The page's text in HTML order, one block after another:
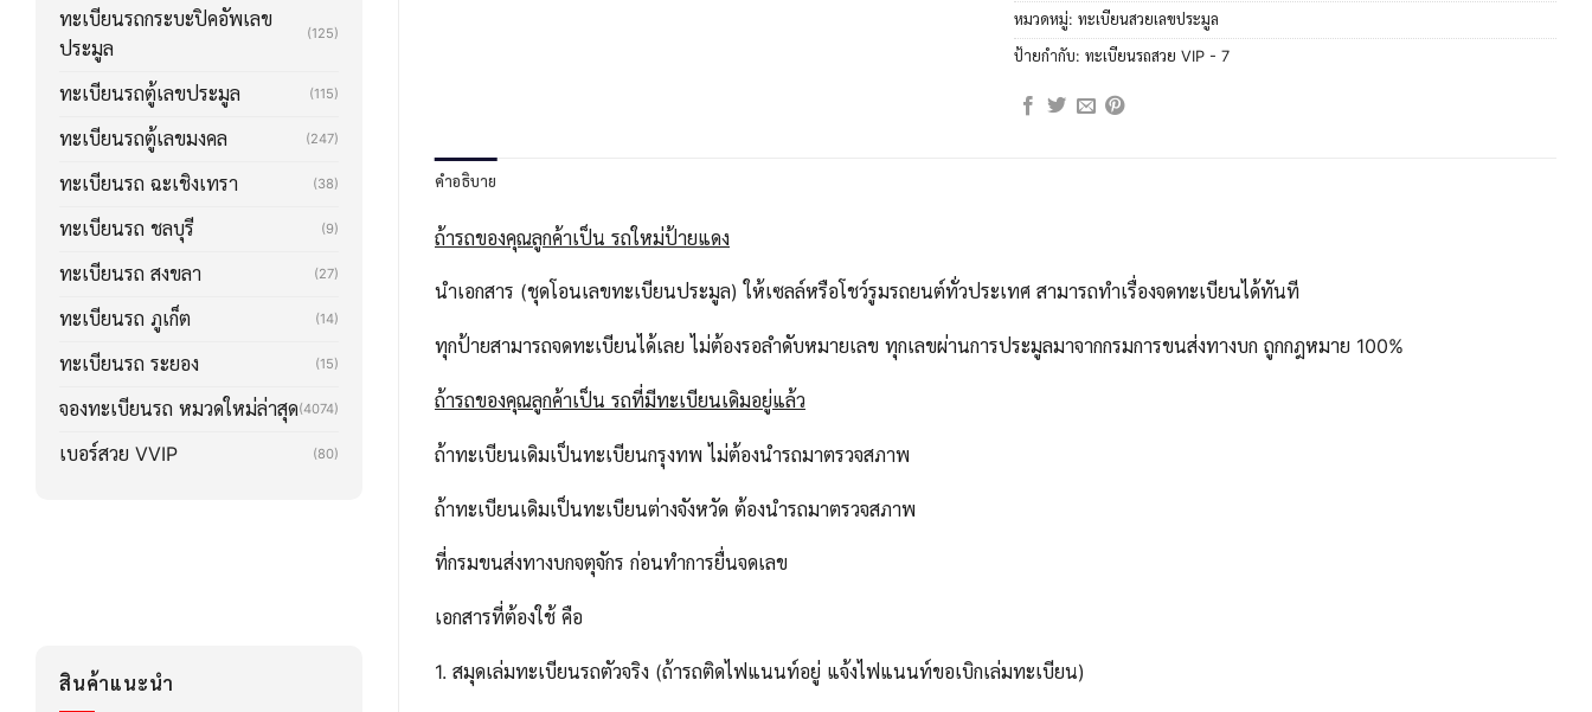
ทะเบียนรถกระบะปิคอัพเลข
ประมูล
(125)
ทะเบียนรถตู้เลขประมูล (115)
ทะเบียนรถตู้เลขมงคล (247)
ทะเบียนรถ ฉะเชิงเทรา (38)
ทะเบียนรถ ชลบุรี (9)
ทะเบียนรถ สงขลา (27)
ทะเบียนรถ ภูเก็ต (14)
ทะเบียนรถ ระยอง (15)
จองทะเบียนรถ หมวดใหม่ล่าสุด(4074)
เบอร์สวย VVIP (80)
สินค้าแนะนำ
หมวดหมู่: ทะเบียนสวยเลขประมูล
ป้ายกำกับ: ทะเบียนรถสวย VIP - 7
คำอธิบาย
ถ้ารถของคุณลูกค้าเป็น รถใหม่ป้ายแดง
นำเอกสาร (ชุดโอนเลขทะเบียนประมูล) ให้เซลล์หรือโชว์รูมรถยนต์ทั่วประเทศ สามารถทำเรื่องจดทะเบียนได้ทันที
ทุกป้ายสามารถจดทะเบียนได้เลย ไม่ต้องรอลำดับหมายเลข ทุกเลขผ่านการประมูลมาจากกรมการขนส่งทางบก ถูกกฎหมาย 100%
ถ้ารถของคุณลูกค้าเป็น รถที่มีทะเบียนเดิมอยู่แล้ว
ถ้าทะเบียนเดิมเป็นทะเบียนกรุงทพ ไม่ต้องนำรถมาตรวจสภาพ
ถ้าทะเบียนเดิมเป็นทะเบียนต่างจังหวัด ต้องนำรถมาตรวจสภาพ
ที่กรมขนส่งทางบกจตุจักร ก่อนทำการยื่นจดเลข
เอกสารที่ต้องใช้ คือ
1. สมุดเล่มทะเบียนรถตัวจริง (ถ้ารถติดไฟแนนท์อยู่ แจ้งไฟแนนท์ขอเบิกเล่มทะเบียน)